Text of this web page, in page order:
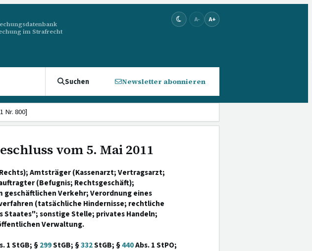
im Strafrecht
A- A+
Suchen Newsletter abonnieren
Nr. 800]
vom 5. Mai 2011
Amtsträger (Kassenarzt; Vertragsarzt;
(Befugnis; Rechtsgeschäft);
Verkehr; Verordnung eines
(tatsächliche Hindernisse; rechtliche
Staates"; sonstige Stelle; privates Handeln;
Verwaltung.
1 StGB; §299StGB; §332StGB; §440Abs. 1 StPO;